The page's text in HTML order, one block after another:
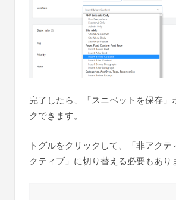
完了したら、「スニペットを保存」
クできます。
トグルをクリックして、「非アクテ
クティブ」に切り替える必要もあり